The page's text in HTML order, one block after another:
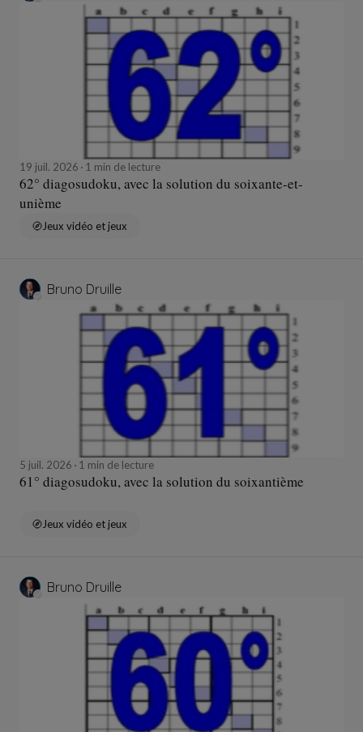
19 juil. 2026 1 min de lecture
62° diagosudoku, avec la solution du soixante-et-
unième
Jeux vidéo et jeux
Bruno Druille
5 juil. 2026 1 min de lecture
61° diagosudoku, avec la solution du soixantième
Jeux vidéo et jeux
Bruno Druille